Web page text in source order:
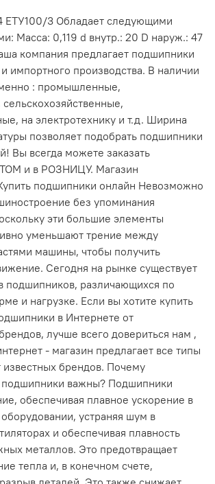
ЕТУ100/3 Обладает следующими
Масса: 0,119 d внутр.: 20 D наруж.: 47
компания предлагает подшипники
импортного производства. В наличии
: промышленные,
на электротехнику и т.д. Ширина
позволяет подобрать подшипники
Вы всегда можете заказать
и в РОЗНИЦУ. Магазин
подшипники онлайн Невозможно
без упоминания
эти большие элементы
уменьшают трение между
машины, чтобы получить
Сегодня на рынке существует
подшипников, различающихся по
и нагрузке. Если вы хотите купить
в Интернете от
лучше всего довериться нам ,
- магазин предлагает все типы
брендов. Почему
важны? Подшипники
обеспечивая плавное ускорение в
устраняя шум в
и обеспечивая плавность
металлов. Это предотвращает
тепла и, в конечном счете,